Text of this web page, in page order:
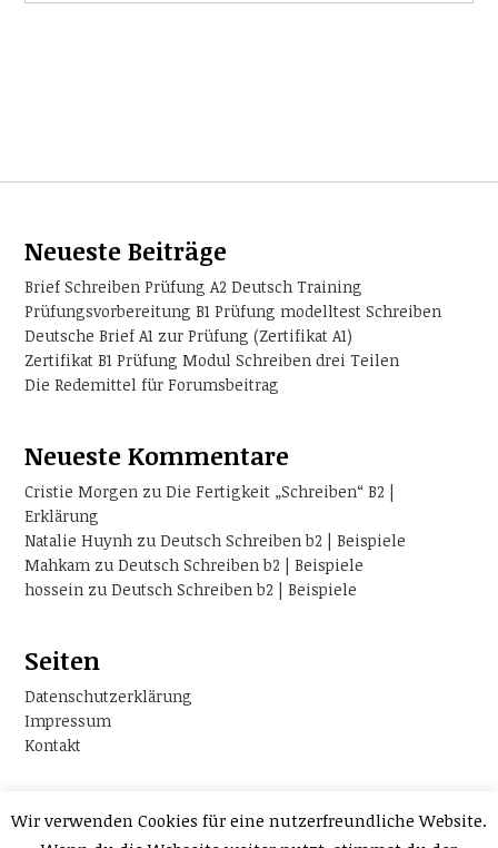
Neueste Beiträge
Brief Schreiben Prüfung A2 Deutsch Training
Prüfungsvorbereitung B1 Prüfung modelltest Schreiben
Deutsche Brief A1 zur Prüfung (Zertifikat A1)
Zertifikat B1 Prüfung Modul Schreiben drei Teilen
Die Redemittel für Forumsbeitrag
Neueste Kommentare
Cristie Morgen zuDie Fertigkeit „Schreiben“ B2 |
Erklärung
Natalie Huynh zuDeutsch Schreiben b2 | Beispiele
Mahkam zuDeutsch Schreiben b2 | Beispiele
hossein zuDeutsch Schreiben b2 | Beispiele
Seiten
Datenschutzerklärung
Impressum
Kontakt
Wir verwenden Cookies für eine nutzerfreundliche Website.